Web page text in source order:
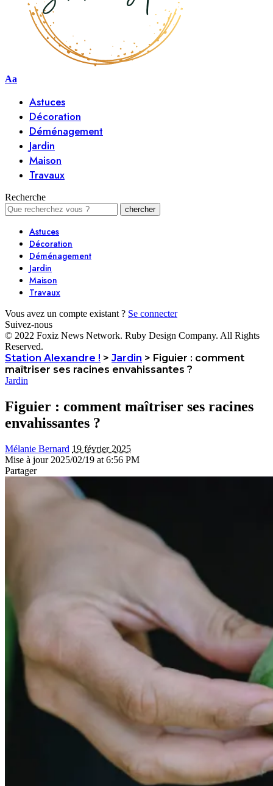
Aa
Astuces
Décoration
Déménagement
Jardin
Maison
Travaux
Recherche
Astuces
Décoration
Déménagement
Jardin
Maison
Travaux
Vous avez un compte existant ? Se connecter
Suivez-nous
© 2022 Foxiz News Network. Ruby Design Company. All Rights
Reserved.
Station Alexandre ! > Jardin > Figuier : comment
maîtriser ses racines envahissantes ?
Jardin
Figuier : comment maîtriser ses racines
envahissantes ?
Mélanie Bernard 19 février 2025
Mise à jour 2025/02/19 at 6:56 PM
Partager